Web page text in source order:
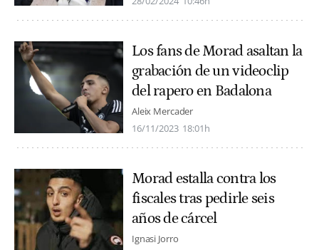
Los fans de Morad asaltan la
grabación de un videoclip
del rapero en Badalona
Aleix Mercader
16/11/2023 18:01h
Morad estalla contra los
fiscales tras pedirle seis
años de cárcel
Ignasi Jorro